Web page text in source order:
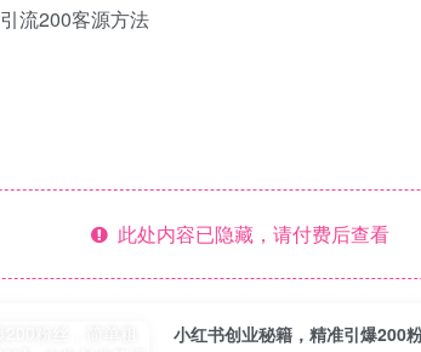
流200客源方法
此处内容已隐藏，请付费后查看